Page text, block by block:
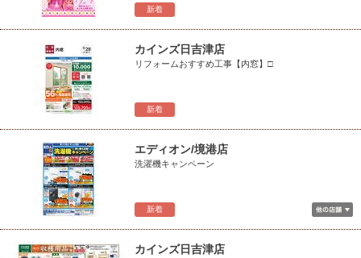
新着
新着
カインズ日吉津店
リフォームおすすめ工事【内窓】□
新着
エディオン/境港店
洗濯機キャンペーン
カインズ日吉津店